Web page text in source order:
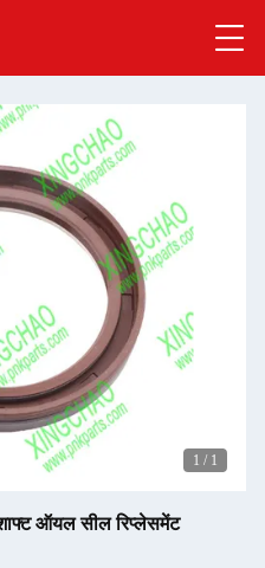
1 / 1
ऑयल सील रिप्लेसमेंट